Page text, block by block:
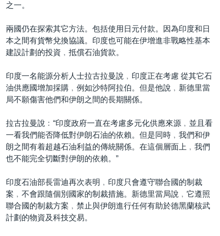
之一。
兩國仍在探索其它方法。包括使用日元付款。因為印度和日
本之間有貨幣兌換協議。印度也可能在伊增進非戰略性基本
建設計劃的投資﹐抵償石油貨款。
印度一名能源分析人士拉古拉曼說﹐印度正在考慮 從其它石
油供應國增加採購﹐例如沙特阿拉伯。但是他說﹐新德里當
局不願傷害他們和伊朗之間的長期關係。
拉古拉曼說﹕“印度政府一直在考慮多元化供應來源﹐並且看
一看我們能否降低對伊朗石油的依賴。但是同時﹐我們和伊
朗之間有着超越石油利益的傳統關係。在這個層面上﹐我們
也不能完全切斷對伊朗的依賴。”
印度石油部長雷迪再次表明﹐印度只會遵守聯合國的制裁
案﹐不會跟隨個別國家的制裁措施。新德里當局說﹐它遵照
聯合國的制裁方案﹐禁止與伊朗進行任何有助於德黑蘭核武
計劃的物資及科技交易。